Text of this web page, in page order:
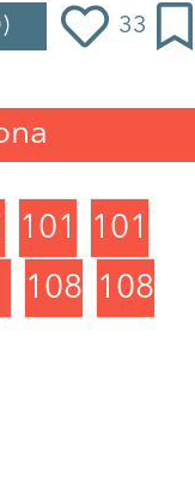
33
10181019
10881089